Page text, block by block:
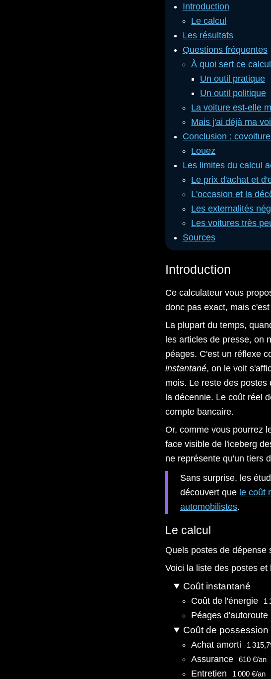
Introduction
Le calcul
Les résultats
Questions fréquentes
À quoi sert ce
Un outil pratique
Un outil politique
La voiture est-elle
Mais j'ai déjà ma
Conclusion :
Louez
Les limites du calcul
Le prix d'achat et
L'occasion et la
Les externalités
Les voitures très
Sources
Introduction
Ce calculateur vous
donc pas exact, mais
La plupart du temps,
les articles de presse, on
péages. C'est un réflexe
instantané, on le voit
mois. Le reste des
la décennie. Le coût réel
compte bancaire.
Or, comme vous pourrez
face visible de l'iceberg
ne représente qu'un tiers
Sans surprise, les
découvert que le coût
automobilistes.
Le calcul
Quels postes de dépense
Voici la liste des postes
Coût instantané
Coût de l'énergie 1
Péages d'autoroute
Coût de possession
Achat amorti 1
Assurance 610 €/an
Entretien 1 000 €/an